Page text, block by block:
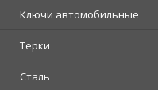
Ключи автомобильные
Терки
Сталь